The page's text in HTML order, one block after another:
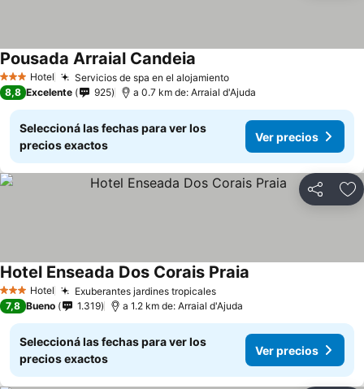
3 Estrellas
Hotel Servicios de spa en el alojamiento
Pousada Arraial Candeia
8,8 Excelente 925 a 0.7 km de: Arraial d'Ajuda
Seleccioná las fechas para ver los
precios exactos
Ver precios
Compartir
3 Estrellas
Hotel Exuberantes jardines tropicales
Hotel Enseada Dos Corais Praia
7,8 Bueno 1.319 a 1.2 km de: Arraial d'Ajuda
Seleccioná las fechas para ver los
precios exactos
Ver precios